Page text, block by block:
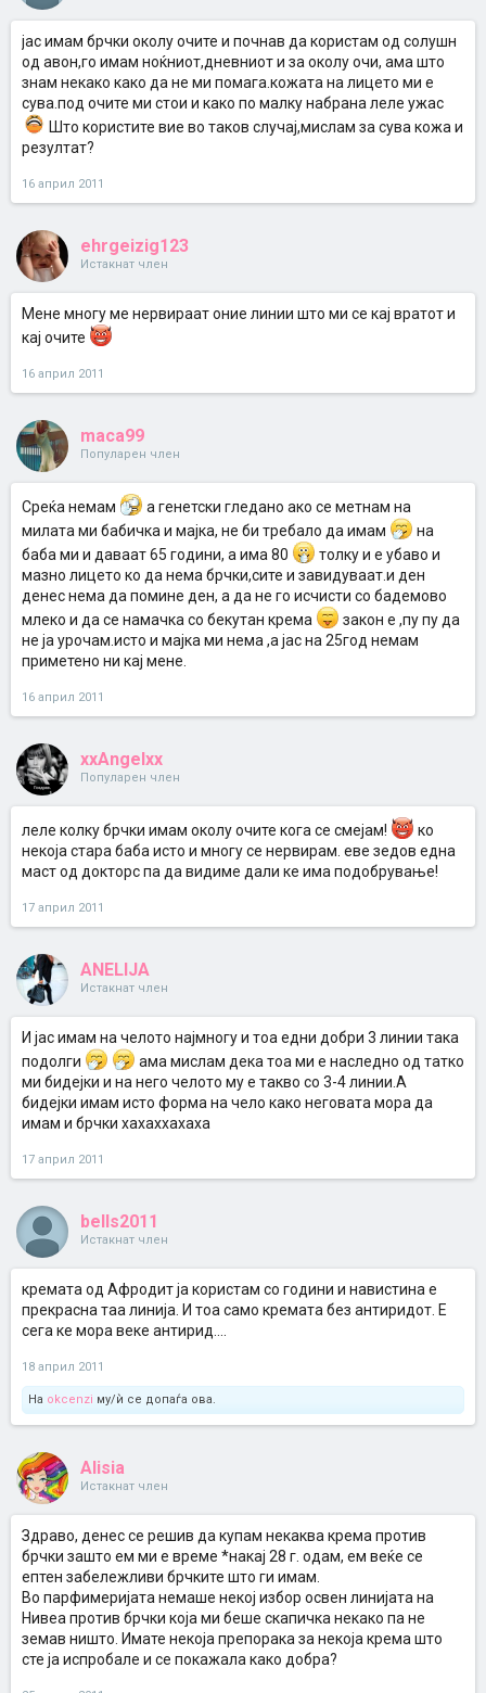
јас имам брчки околу очите и почнав да користам од солушн
од авон,го имам ноќниот,дневниот и за околу очи, ама што
знам некако како да не ми помага.кожата на лицето ми е
сува.под очите ми стои и како по малку набрана леле ужас
Што користите вие во таков случај,мислам за сува кожа и
резултат?
16 април 2011
ehrgeizig123
Истакнат член
Мене многу ме нервираат оние линии што ми се кај вратот и
кај очите
16 април 2011
maca99
Популарен член
Среќа немам
а генетски гледано ако се метнам на
милата ми бабичка и мајка, не би требало да имам
на
баба ми и даваат 65 години, а има 80
толку и е убаво и
мазно лицето ко да нема брчки,сите и завидуваат.и ден
денес нема да помине ден, а да не го исчисти со бадемово
млеко и да се намачка со бекутан крема
закон е ,пу пу да
не ја урочам.исто и мајка ми нема ,а јас на 25год немам
приметено ни кај мене.
16 април 2011
xxAngelxx
Популарен член
леле колку брчки имам околу очите кога се смејам!
ко
некоја стара баба исто и многу се нервирам. еве зедов една
маст од докторс па да видиме дали ке има подобрување!
17 април 2011
ANELIJA
Истакнат член
И јас имам на челото најмногу и тоа едни добри 3 линии така
подолги
ама мислам дека тоа ми е наследно од татко
ми бидејки и на него челото му е такво со 3-4 линии.А
бидејки имам исто форма на чело како неговата мора да
имам и брчки хахаххахаха
17 април 2011
bells2011
Истакнат член
кремата од Афродит ја користам со години и навистина е
прекрасна таа линија. И тоа само кремата без антиридот. Е
сега ке мора веке антирид....
18 април 2011
На okcenzi му/ѝ се допаѓа ова.
Alisia
Истакнат член
Здраво, денес се решив да купам некаква крема против
брчки зашто ем ми е време *накај 28 г. одам, ем веќе се
ептен забележливи брчките што ги имам.
Во парфимеријата немаше некој избор освен линијата на
Нивеа против брчки која ми беше скапичка некако па не
земав ништо. Имате некоја препорака за некоја крема што
сте ја испробале и се покажала како добра?